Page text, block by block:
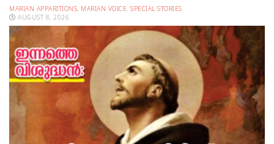
MARIAN APPARITIONS, MARIAN VOICE, SPECIAL STORIES
AUGUST 8, 2026